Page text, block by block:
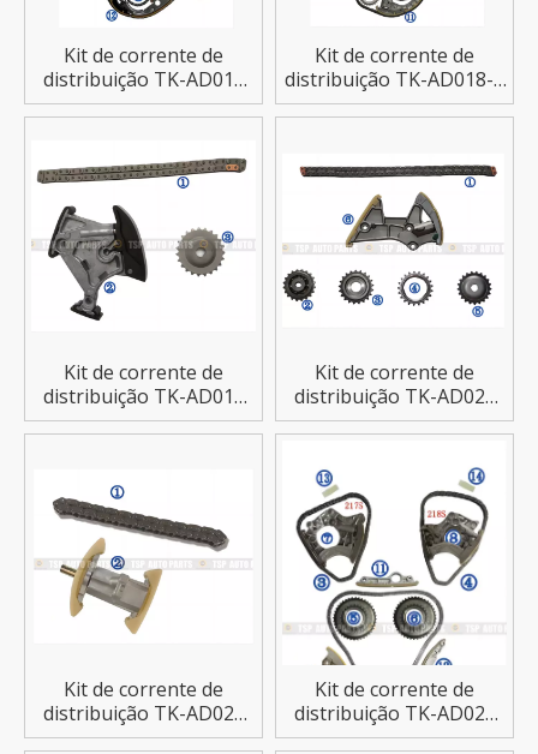
Kit de corrente de
distribuição TK-AD018
para AUDI A8/A7/A5/A6
Kit de corrente de
distribuição TK-AD018-1
para AUDI A8/S8/S7/RS7
Kit de corrente de
distribuição TK-AD019
para AUDI
Kit de corrente de
distribuição TK-AD020
para AUDI A2
Kit de corrente de
distribuição TK-AD021
para AUDI A4/A4
Kit de corrente de
distribuição TK-AD022
para AUDI R8/S5